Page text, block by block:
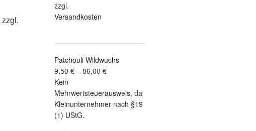
zzgl.
zzgl.
Versandkosten
Patchouli Wildwuchs
9,50€ –86,00€
Kein
Mehrwertsteuerausweis, da
Kleinunternehmer nach §19
(1) UStG.